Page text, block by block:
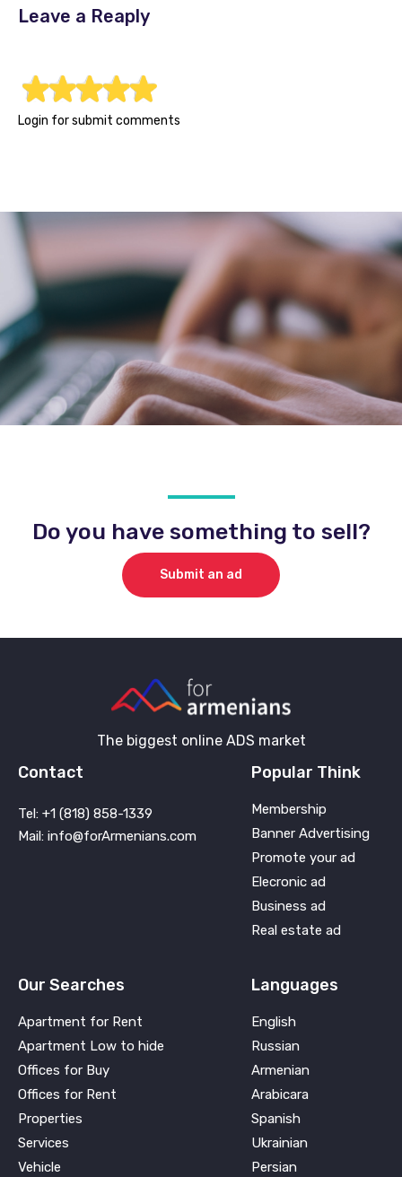
Leave a Reaply
Login for submit comments
Do you have something to sell?
Submit an ad
The biggest online ADS market
Contact
Tel: +1 (818) 858-1339
Mail: info@forArmenians.com
Popular Think
Membership
Banner Advertising
Promote your ad
Elecronic ad
Business ad
Real estate ad
Our Searches
Apartment for Rent
Apartment Low to hide
Offices for Buy
Offices for Rent
Properties
Services
Vehicle
Languages
English
Russian
Armenian
Arabicara
Spanish
Ukrainian
Persian